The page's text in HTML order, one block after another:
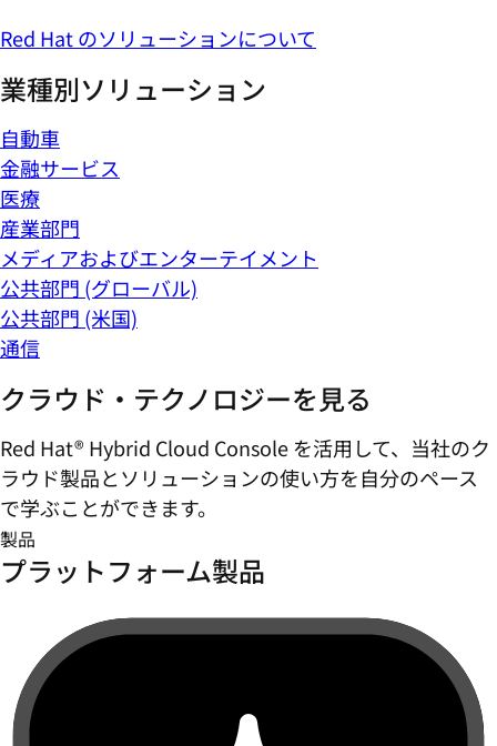
Red Hat のソリューションについて
業種別ソリューション
自動車
金融サービス
医療
産業部門
メディアおよびエンターテイメント
公共部門 (グローバル)
公共部門 (米国)
通信
クラウド・テクノロジーを見る
Red Hat® Hybrid Cloud Console を活用して、当社のク
ラウド製品とソリューションの使い方を自分のペース
で学ぶことができます。
製品
プラットフォーム製品